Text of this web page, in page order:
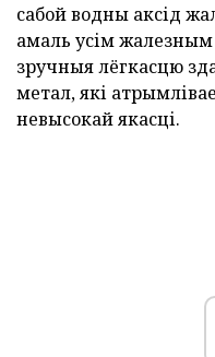
сабой водны аксід
амаль усім
зручныя лёгкасцю
метал, які
невысокай якасці.